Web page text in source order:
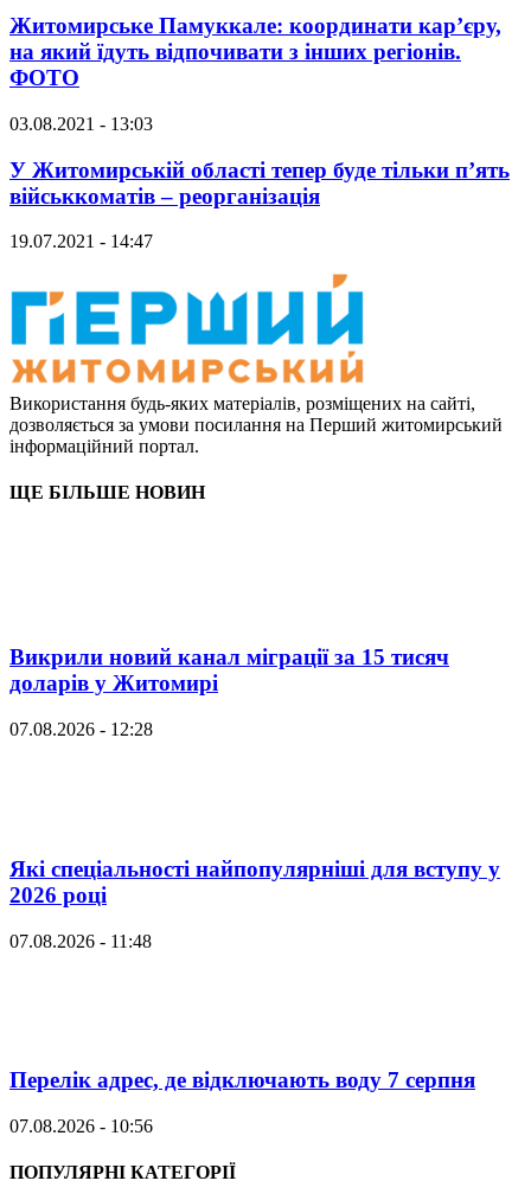
Житомирське Памуккале: координати кар’єру,
на який їдуть відпочивати з інших регіонів.
ФОТО
03.08.2021 - 13:03
У Житомирській області тепер буде тільки п’ять
військкоматів – реорганізація
19.07.2021 - 14:47
Використання будь-яких матеріалів, розміщених на сайті,
дозволяється за умови посилання на Перший житомирський
інформаційний портал.
ЩЕ БІЛЬШЕ НОВИН
Викрили новий канал міграції за 15 тисяч
доларів у Житомирі
07.08.2026 - 12:28
Які спеціальності найпопулярніші для вступу у
2026 році
07.08.2026 - 11:48
Перелік адрес, де відключають воду 7 серпня
07.08.2026 - 10:56
ПОПУЛЯРНІ КАТЕГОРІЇ